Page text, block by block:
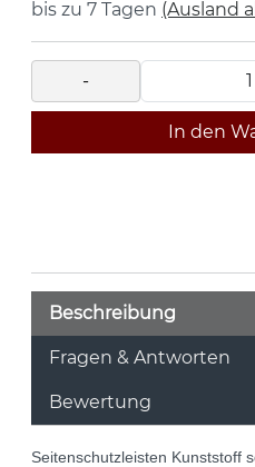
bis zu 7 Tagen (Ausland
-
In den
Beschreibung
Fragen & Antworten
Bewertung
Seitenschutzleisten Kunststoff